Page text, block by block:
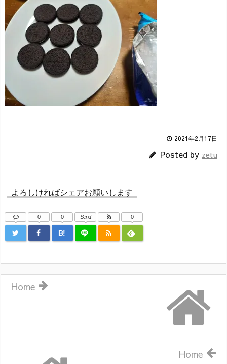
2021年2月17日
Posted by zetu
よろしければシェアお願いします
0
B!
0 Send 0
Home
Home